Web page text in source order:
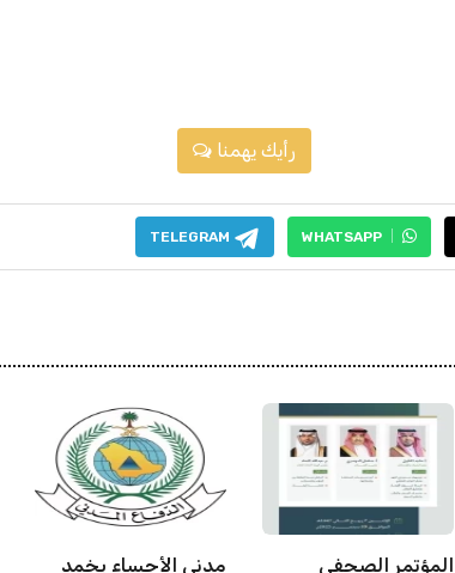
رأيك يهمنا
WHATSAPP
TELEGRAM
مدني الأحساء يخمد
المؤتمر الصحفي